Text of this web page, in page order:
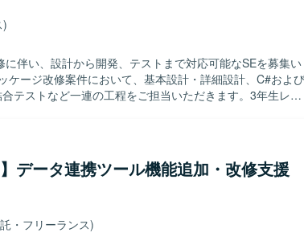
)
に伴い、設計から開発、テストまで対応可能なSEを募集い
テストなど一連の工程をご担当いただきます。3年生レベ
リードし、状況に応じて柔軟に立ち回れる方にマッチし
ネジメントスキルの双方を高めていただけます。リース
環境】 C#、SQLServerを中心と
環境となります。
データ連携ツール機能追加・改修支援
・フリーランス)